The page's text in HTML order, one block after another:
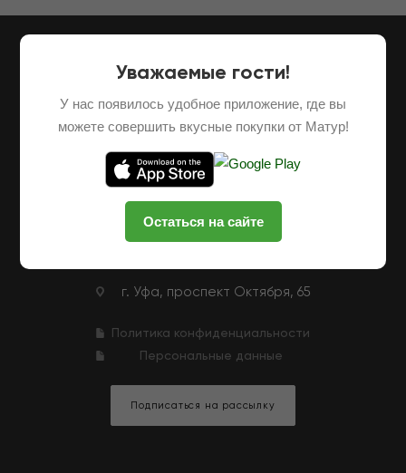
ОПТОВЫЕ ПОСТАВКИ
НАШИ ФЕРМЕРЫ ВАКАНСИИ
КЛУБНАЯ ПРОГРАММА
+7 (927) 326-47-25 ЗАКАЗАТЬ ЗВОНОК
г. Уфа, проспект Октября, 65
Политика конфиденциальности
Персональные данные
Подписаться на рассылку
Уважаемые гости!
У нас появилось удобное приложение, где вы
можете совершить вкусные покупки от Матур!
Остаться на сайте